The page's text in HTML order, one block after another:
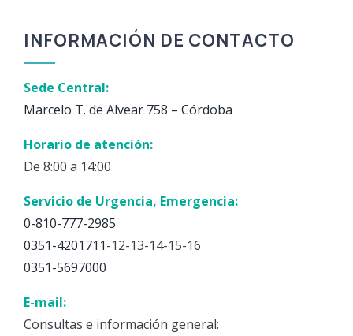
INFORMACIÓN DE CONTACTO
Sede Central:
Marcelo T. de Alvear 758 – Córdoba
Horario de atención:
De 8:00 a 14:00
Servicio de Urgencia, Emergencia:
0-810-777-2985
0351-4201711-12-13-14-15-16
0351-5697000
E-mail:
Consultas e información general: